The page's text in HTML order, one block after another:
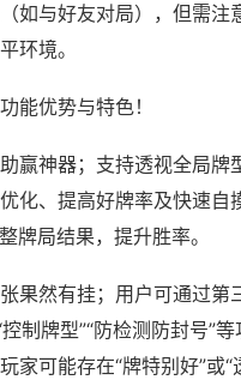
如与好友对局），但需注
环境。
能优势与特色！
赢神器；支持透视全局牌
化、提高好牌率及快速自
牌局结果，提升胜率。
果然有挂；用户可通过第
控制牌型”“防检测防封号”
家可能存在“牌特别好”或“